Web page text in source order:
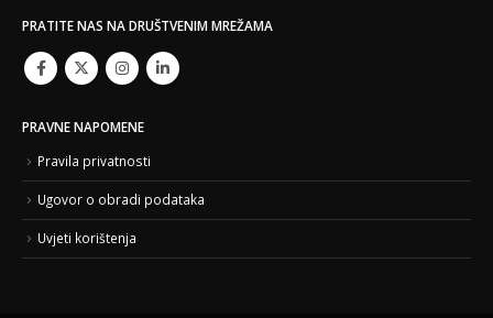
PRATITE NAS NA DRUŠTVENIM MREŽAMA
PRAVNE NAPOMENE
Pravila privatnosti
Ugovor o obradi podataka
Uvjeti korištenja